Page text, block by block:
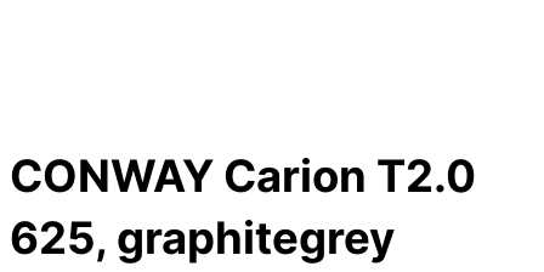
CONWAY Carion T2.0
625, graphitegrey